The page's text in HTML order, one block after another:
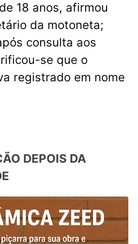
18 anos, afirmou
da motoneta;
consulta aos
se que o
registrado em nome
DEPOIS DA